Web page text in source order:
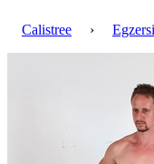
Calistree ›